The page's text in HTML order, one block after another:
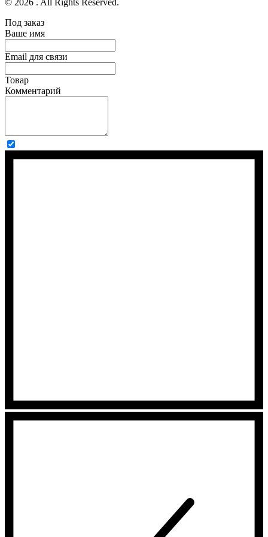
Под заказ
Ваше имя
Email для связи
Товар
Комментарий